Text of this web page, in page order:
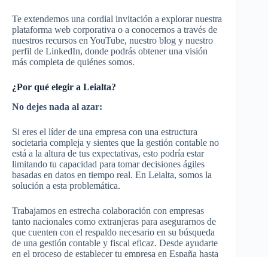
Te extendemos una cordial invitación a explorar nuestra
plataforma web corporativa o a conocernos a través de
nuestros recursos en YouTube, nuestro blog y nuestro
perfil de LinkedIn, donde podrás obtener una visión
más completa de quiénes somos.
¿Por qué elegir a Leialta?
No dejes nada al azar:
Si eres el líder de una empresa con una estructura
societaria compleja y sientes que la gestión contable no
está a la altura de tus expectativas, esto podría estar
limitando tu capacidad para tomar decisiones ágiles
basadas en datos en tiempo real. En Leialta, somos la
solución a esta problemática.
Trabajamos en estrecha colaboración con empresas
tanto nacionales como extranjeras para asegurarnos de
que cuenten con el respaldo necesario en su búsqueda
de una gestión contable y fiscal eficaz. Desde ayudarte
en el proceso de establecer tu empresa en España hasta